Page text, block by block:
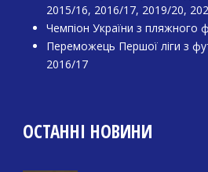
2015/16, 2016/17, 2019/20,
Чемпіон України з пляжного
Переможець Першої ліги з
2016/17
ОСТАННІ НОВИНИ